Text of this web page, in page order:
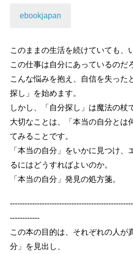
ebookjapan
このままの生活を続けていても、
この仕事は自分にあっているのだ
こんな悩みを抱え、自信を失った
探し」を始めます。
しかし、「自分探し」は魔法の杖
大切なことは、「本当の自分とは
てみることです。
「本当の自分」をいかに見つけ、
るにはどうすればよいのか。
「本当の自分」発見の処方箋。
------------
この本の目的は、それぞれの人が
分」を見出し、